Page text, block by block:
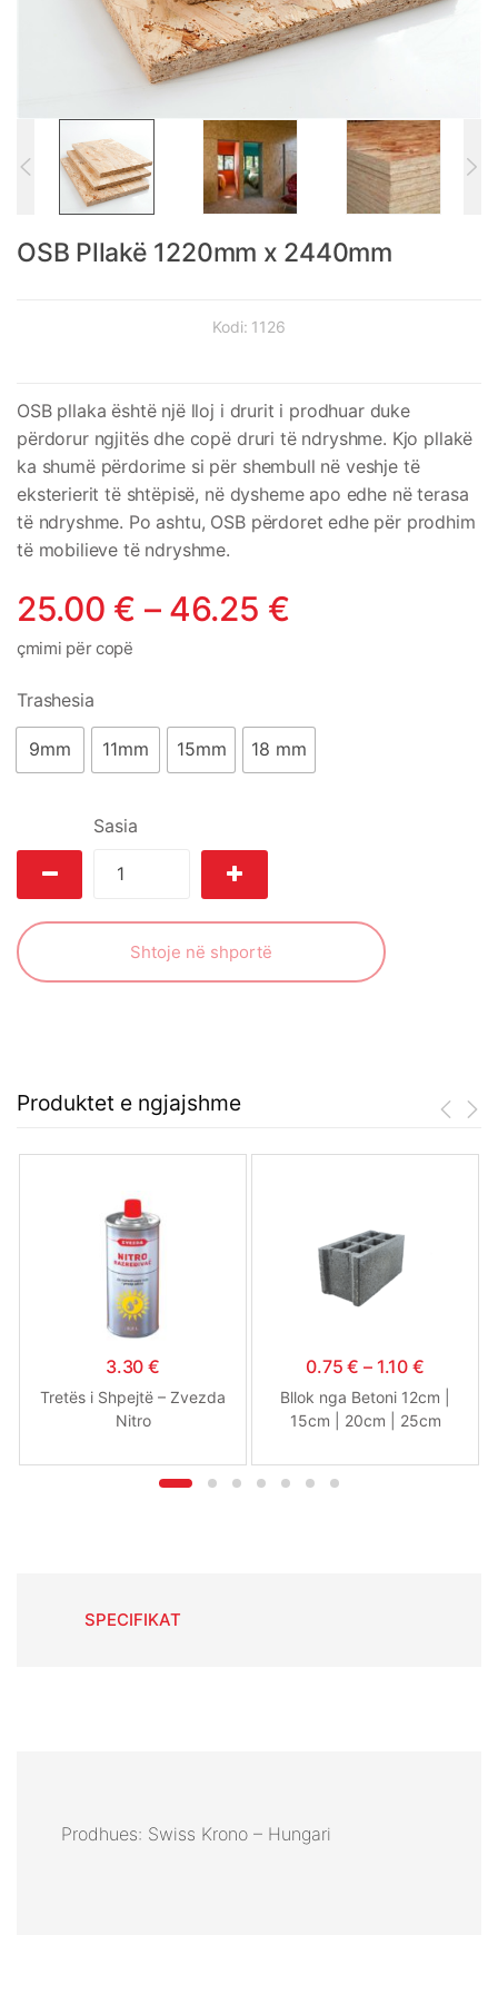
OSB Pllakë 1220mm x 2440mm
Kodi: 1126
OSB pllaka është një lloj i drurit i prodhuar duke
përdorur ngjitës dhe copë druri të ndryshme. Kjo pllakë
ka shumë përdorime si për shembull në veshje të
eksterierit të shtëpisë, në dysheme apo edhe në terasa
të ndryshme. Po ashtu, OSB përdoret edhe për prodhim
të mobilieve të ndryshme.
25.00 € – 46.25 €
çmimi për copë
Trashesia
9mm 11mm 15mm 18 mm
Sasia
Shtoje në shportë
Produktet e ngjajshme
3.30€
Tretës i Shpejtë – Zvezda
Nitro
0.75€ – 1.10 €
Bllok nga Betoni 12cm |
15cm | 20cm | 25cm
SPECIFIKAT
Prodhues: Swiss Krono – Hungari